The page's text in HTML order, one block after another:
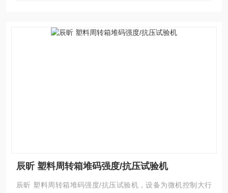
辰昕 塑料周转箱堆码强度/抗压试验机
辰昕 塑料周转箱堆码强度/抗压试验机，设备为微机控制大行